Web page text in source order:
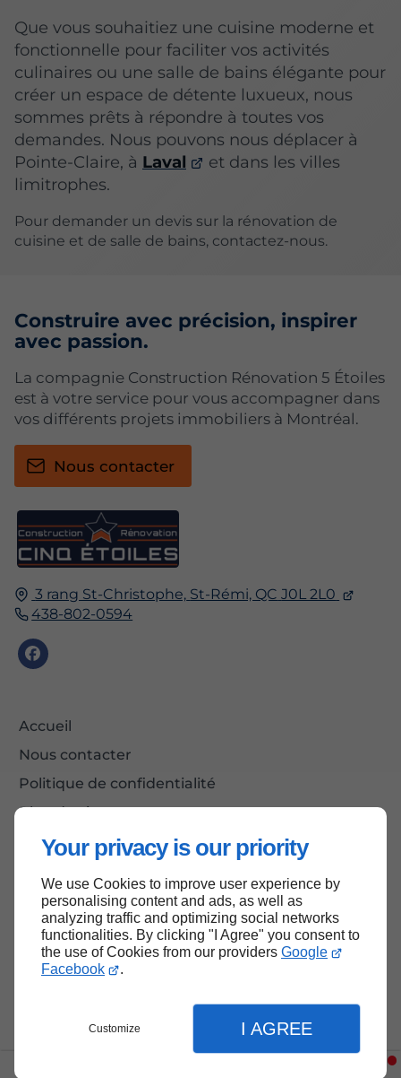
Your privacy is our priority
We use Cookies to improve user experience by
personalising content and ads, as well as
analyzing traffic and optimizing social networks
functionalities. By clicking "I Agree" you consent to
the use of Cookies from our providers Google
Facebook
.
Customize I AGREE
Que vous souhaitiez une cuisine moderne et
fonctionnelle pour faciliter vos activités
culinaires ou une salle de bains élégante pour
créer un espace de détente luxueux, nous
sommes prêts à répondre à toutes vos
demandes. Nous pouvons nous déplacer à
Pointe-Claire, à Laval
et dans les villes
limitrophes.
Pour demander un devis sur la rénovation de
cuisine et de salle de bains, contactez-nous.
3 rang St-Christophe, St-Rémi, QC J0L 2L0
438-802-0594
Accueil
Nous contacter
Politique de confidentialité
Plan du site
Construire avec précision, inspirer
avec passion.
La compagnie Construction Rénovation 5 Étoiles
est à votre service pour vous accompagner dans
vos différents projets immobiliers à Montréal.
Nous contacter
Haut de page